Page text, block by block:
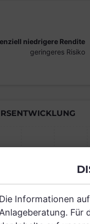
niedrigere Rendite
geringeres Risiko
Die Informationen
Anlageberatung. Für